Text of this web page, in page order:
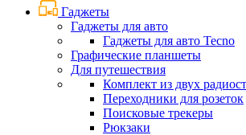
Гаджеты
Гаджеты для авто
Гаджеты для авто Tecno
Графические планшеты
Для путешествия
Комплект из двух
Переходники для розеток
Поисковые трекеры
Рюкзаки